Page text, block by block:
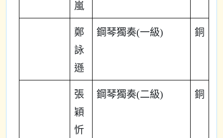
嵐
鄭
詠
遜
鋼琴獨奏(一級) 銅
張
穎
忻
鋼琴獨奏(二級) 銅